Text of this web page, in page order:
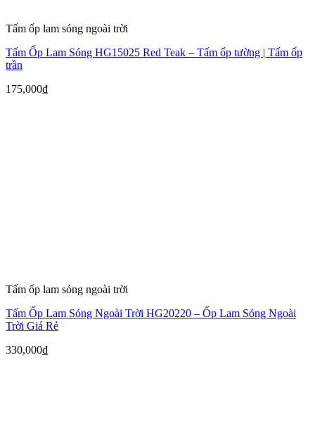
Tấm ốp lam sóng ngoài trời
Tấm Ốp Lam Sóng HG15025 Red Teak – Tấm ốp tường | Tấm ốp
trần
175,000₫
Tấm ốp lam sóng ngoài trời
Tấm Ốp Lam Sóng Ngoài Trời HG20220 – Ốp Lam Sóng Ngoài
Trời Giá Rẻ
330,000₫